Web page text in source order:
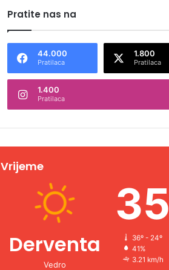
Pratite nas na
44.000
Pratilaca
1.800
Pratilaca
1.400
Pratilaca
Vrijeme
Derventa
Vedro
35
36º - 24º
41%
3.21 km/h